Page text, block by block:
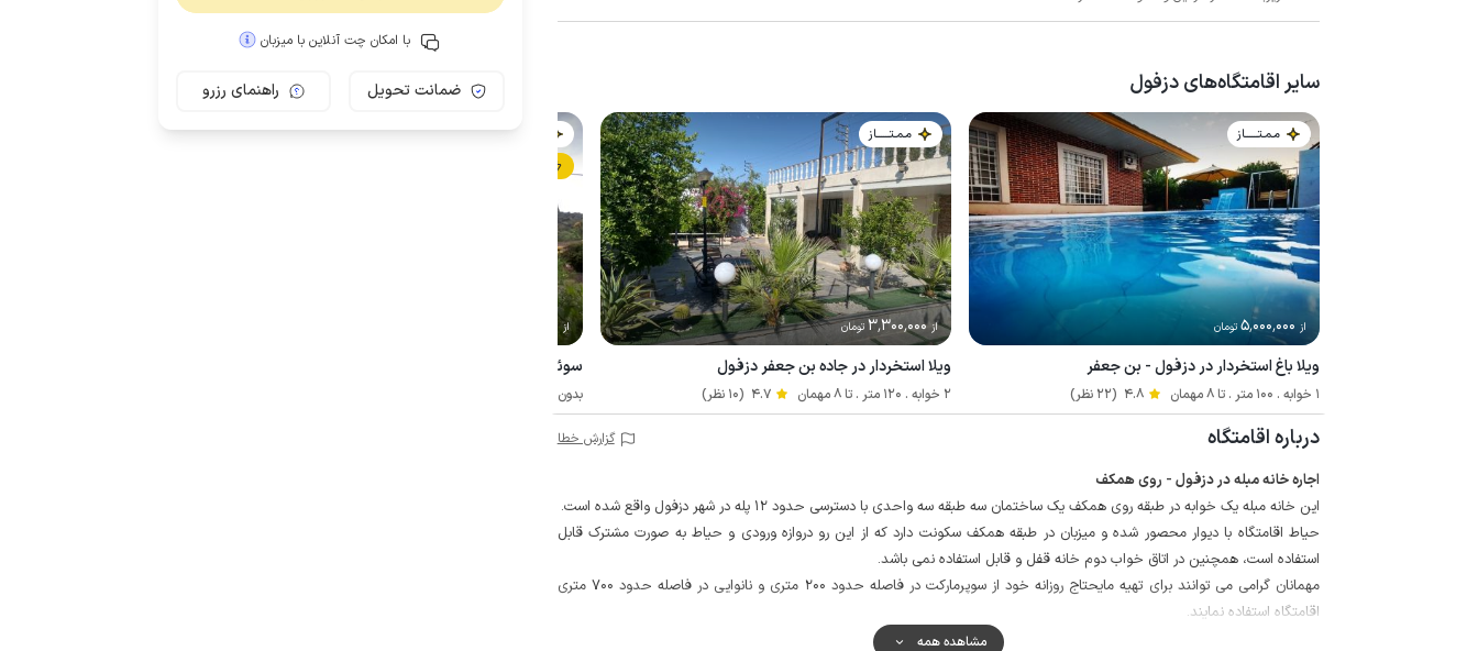
سایر اقامتگاه‌های دزفول
مـمـتــــــاز
از 5٬000٬000 تومان
ویلا باغ استخردار در دزفول - بن جعفر
1 خوابه . 100 متر . تا 8 مهمان 4.8 (22 نظر)
مـمـتــــــاز
از 3٬300٬000 تومان
ویلا استخردار در جاده بن جعفر دزفول
2 خوابه . 120 متر . تا 8 مهمان 4.7 (10 نظر)
مـمـتــــــاز
از 2٬390٬000
سوئیت در دزفول - پامنار - همکف
بدون خواب . 50 متر . تا 6 مهمان
مـمـتــــــاز
درباره اقامتگاه گزارش خطا
اجاره خانه مبله در دزفول - روی همکف
این خانه مبله یک خوابه در طبقه روی همکف یک ساختمان سه طبقه سه واحدی با دسترسی حدود 12 پله در شهر دزفول واقع شده است.
حیاط اقامتگاه با دیوار محصور شده و میزبان در طبقه همکف سکونت دارد که از این رو دروازه ورودی و حیاط به صورت مشترک قابل
استفاده است، همچنین در اتاق خواب دوم خانه قفل و قابل استفاده نمی باشد.
مهمانان گرامی می توانند برای تهیه مایحتاج روزانه خود از سوپرمارکت در فاصله حدود 200 متری و نانوایی در فاصله حدود 700 متری
اقامتگاه استفاده نمایند.
پوشش شبکه تلفن همراه برای دو اپراتور ایرانسل و همراه اول در مکالمه متوسط می باشد، اما دسترسی به اینترنت ضعیف می باشد،
مشاهده همه
با امکان چت آنلاین با میزبان
ضمانت تحویل راهنمای رزرو